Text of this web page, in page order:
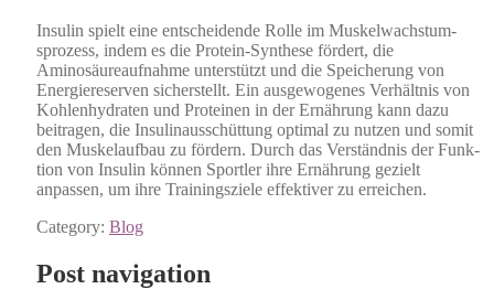
Insulin spielt eine entschei­dende Rolle im Muskelwach­s­tum­
sprozess, indem es die Pro­tein-Syn­these fördert, die
Aminosäureauf­nahme unter­stützt und die Spe­icherung von
Energiere­ser­ven sich­er­stellt. Ein aus­ge­wo­genes Ver­hält­nis von
Kohlen­hy­drat­en und Pro­teinen in der Ernährung kann dazu
beitra­gen, die Insulin­auss­chüt­tung opti­mal zu nutzen und somit
den Muske­lauf­bau zu fördern. Durch das Ver­ständ­nis der Funk­
tion von Insulin kön­nen Sportler ihre Ernährung gezielt
anpassen, um ihre Train­ingsziele effek­tiv­er zu erre­ichen.
Category: Blog
Post navigation